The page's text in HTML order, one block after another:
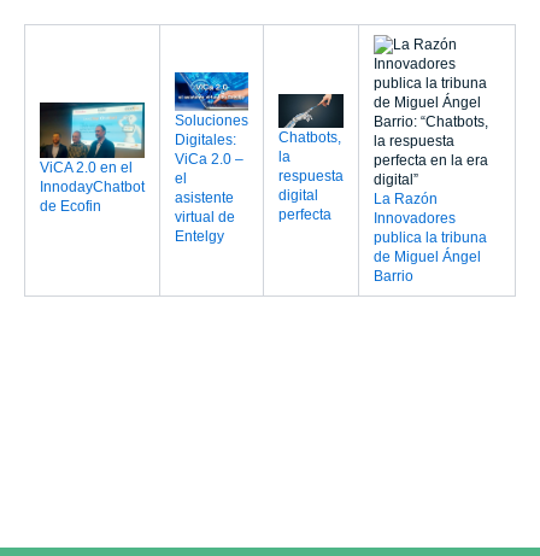
ViCA 2.0 en el
InnodayChatbot
de Ecofin
Soluciones
Digitales:
ViCa 2.0 –
el
asistente
virtual de
Entelgy
Chatbots,
la
respuesta
digital
perfecta
La Razón
Innovadores
publica la tribuna
de Miguel Ángel
Barrio